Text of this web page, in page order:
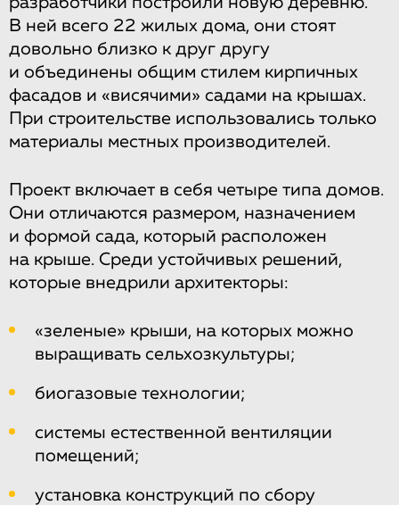
В ней всего 22 жилых дома, они стоят
довольно близко к друг другу
и объединены общим стилем кирпичных
фасадов и «висячими» садами на крышах.
При строительстве использовались только
материалы местных производителей.
Проект включает в себя четыре типа домов.
Они отличаются размером, назначением
и формой сада, который расположен
на крыше. Среди устойчивых решений,
которые внедрили архитекторы:
«зеленые» крыши, на которых можно
выращивать сельхозкультуры;
биогазовые технологии;
системы естественной вентиляции
помещений;
установка конструкций по сбору